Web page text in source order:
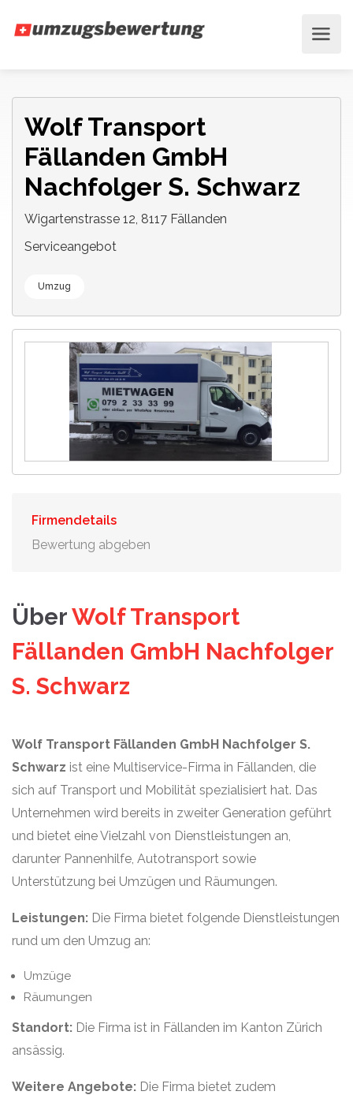
Wolf Transport
Fällanden GmbH
Nachfolger S. Schwarz
Wigartenstrasse 12, 8117 Fällanden
Serviceangebot
Umzug
Firmendetails
Bewertung abgeben
ÜberWolf Transport
Fällanden GmbH Nachfolger
S. Schwarz
Wolf Transport Fällanden GmbH Nachfolger S.
Schwarz ist eine Multiservice-Firma in Fällanden, die
sich auf Transport und Mobilität spezialisiert hat. Das
Unternehmen wird bereits in zweiter Generation geführt
und bietet eine Vielzahl von Dienstleistungen an,
darunter Pannenhilfe, Autotransport sowie
Unterstützung bei Umzügen und Räumungen.
Leistungen: Die Firma bietet folgende Dienstleistungen
rund um den Umzug an:
Umzüge
Räumungen
Standort: Die Firma ist in Fällanden im Kanton Zürich
ansässig.
Weitere Angebote: Die Firma bietet zudem